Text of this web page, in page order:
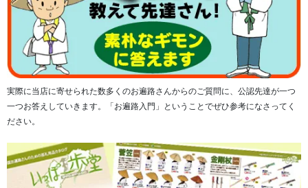
実際に当店に寄せられた数多くのお遍路さんからのご質問に、公認先達が一つ
一つお答えしていきます。「お遍路入門」ということでぜひ参考になさってく
ださい。